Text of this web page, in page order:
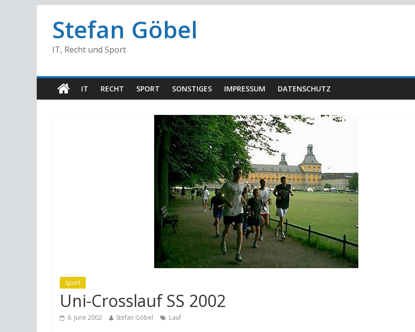
Stefan Göbel
IT, Recht und Sport
IT RECHT SPORT SONSTIGES IMPRESSUM DATENSCHUTZ
Sport
Uni-Crosslauf SS 2002
6. June 2002 Stefan Göbel Lauf